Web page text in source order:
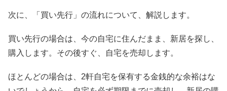
次に、「買い先行」の流れについて、解説します。
買い先行の場合は、今の自宅に住んだまま、新居を探し、
購入します。その後すぐ、自宅を売却します。
ほとんどの場合は、2軒自宅を保有する金銭的な余裕はな